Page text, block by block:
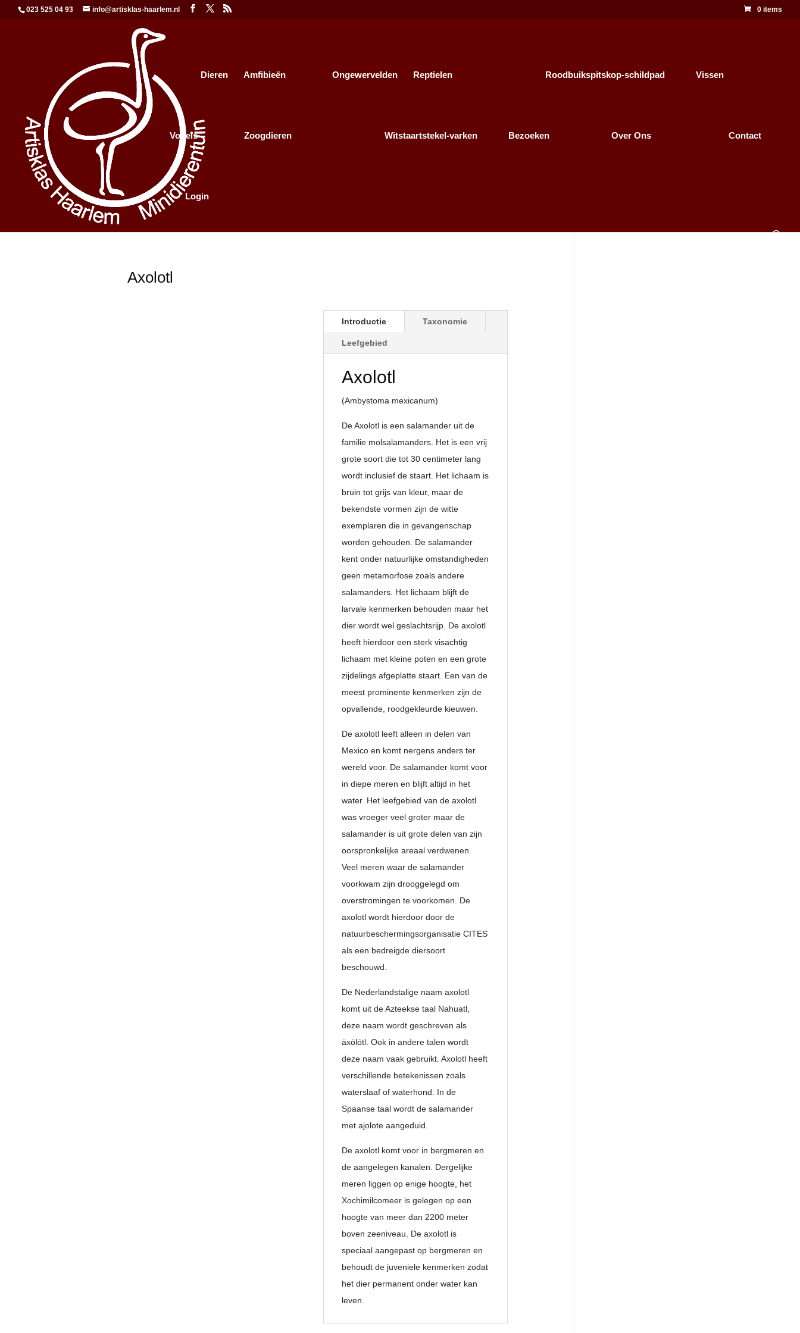
023 525 04 93 info@artisklas-haarlem.nl 0 items
Dieren Amfibieën Ongewervelden Reptielen Roodbuikspitskop-schildpad Vissen
Vogels Zoogdieren Witstaartstekel-varken Bezoeken Over Ons Contact
Login
Axolotl
Axolotl
Introductie Taxonomie
Leefgebied
Axolotl
(Ambystoma mexicanum)
De Axolotl is een salamander uit de
familie molsalamanders. Het is een vrij
grote soort die tot 30 centimeter lang
wordt inclusief de staart. Het lichaam is
bruin tot grijs van kleur, maar de
bekendste vormen zijn de witte
exemplaren die in gevangenschap
worden gehouden. De salamander
kent onder natuurlijke omstandigheden
geen metamorfose zoals andere
salamanders. Het lichaam blijft de
larvale kenmerken behouden maar het
dier wordt wel geslachtsrijp. De axolotl
heeft hierdoor een sterk visachtig
lichaam met kleine poten en een grote
zijdelings afgeplatte staart. Een van de
meest prominente kenmerken zijn de
opvallende, roodgekleurde kieuwen.
De axolotl leeft alleen in delen van
Mexico en komt nergens anders ter
wereld voor. De salamander komt voor
in diepe meren en blijft altijd in het
water. Het leefgebied van de axolotl
was vroeger veel groter maar de
salamander is uit grote delen van zijn
oorspronkelijke areaal verdwenen.
Veel meren waar de salamander
voorkwam zijn drooggelegd om
overstromingen te voorkomen. De
axolotl wordt hierdoor door de
natuurbeschermingsorganisatie CITES
als een bedreigde diersoort
beschouwd.
De Nederlandstalige naam axolotl
komt uit de Azteekse taal Nahuatl,
deze naam wordt geschreven als
āxōlōtl. Ook in andere talen wordt
deze naam vaak gebruikt. Axolotl heeft
verschillende betekenissen zoals
waterslaaf of waterhond. In de
Spaanse taal wordt de salamander
met ajolote aangeduid.
De axolotl komt voor in bergmeren en
de aangelegen kanalen. Dergelijke
meren liggen op enige hoogte, het
Xochimilcomeer is gelegen op een
hoogte van meer dan 2200 meter
boven zeeniveau. De axolotl is
speciaal aangepast op bergmeren en
behoudt de juveniele kenmerken zodat
het dier permanent onder water kan
leven.